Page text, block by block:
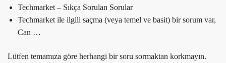
Techmarket – Sıkça Sorulan Sorular
Techmarket ile ilgili saçma (veya temel ve basit) bir sorum var,
Can …
Lütfen temamıza göre herhangi bir soru sormaktan korkmayın.